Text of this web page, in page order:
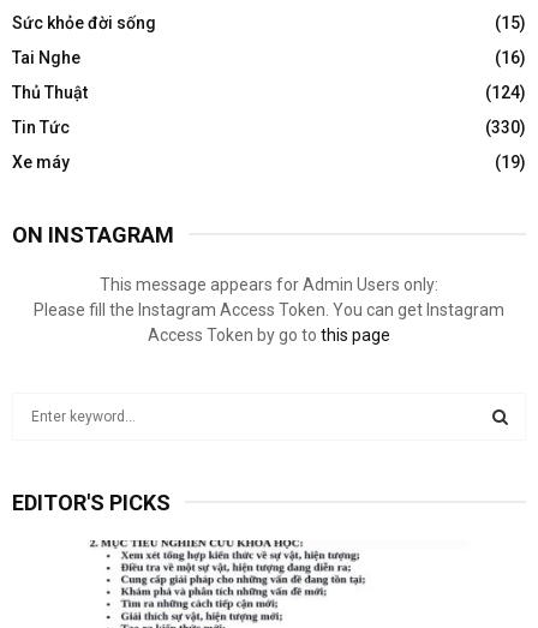
Sức khỏe đời sống
(15)
Tai Nghe
(16)
Thủ Thuật
(124)
Tin Tức
(330)
Xe máy
(19)
ON INSTAGRAM
This message appears for Admin Users only:
Please fill the Instagram Access Token. You can get Instagram
Access Token by go to this page
c
EDITOR'S PICKS